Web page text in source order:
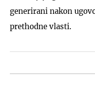
generirani nakon
prethodne vlasti.